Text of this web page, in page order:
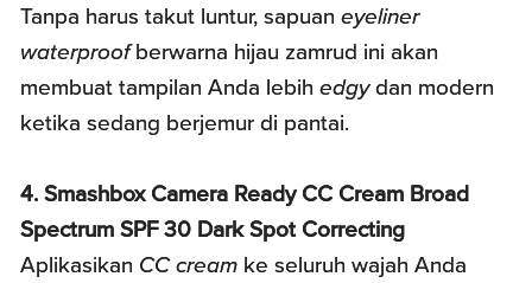
Tanpa harus takut luntur, sapuan eyeliner
waterproofberwarna hijau zamrud ini akan
membuat tampilan Anda lebihedgydan modern
ketika sedang berjemur di pantai.
4. Smashbox Camera Ready CC Cream Broad
Spectrum SPF 30 Dark Spot Correcting
Aplikasikan CC cream ke seluruh wajah Anda